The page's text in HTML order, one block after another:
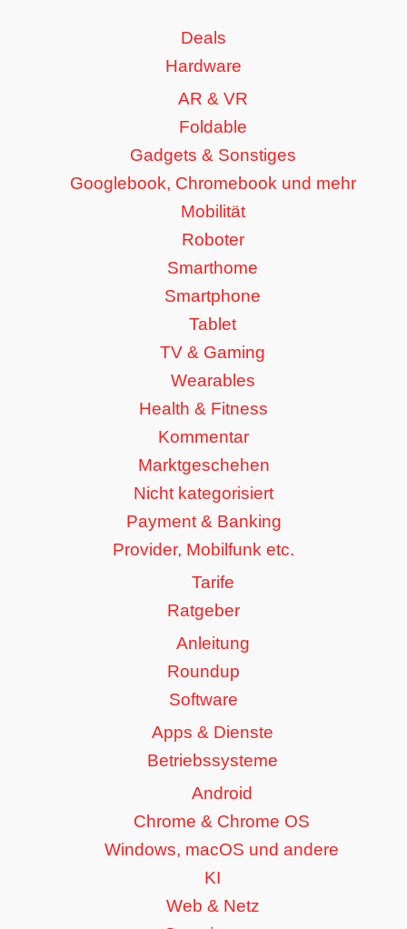
Deals
Hardware
AR & VR
Foldable
Gadgets & Sonstiges
Googlebook, Chromebook und mehr
Mobilität
Roboter
Smarthome
Smartphone
Tablet
TV & Gaming
Wearables
Health & Fitness
Kommentar
Marktgeschehen
Nicht kategorisiert
Payment & Banking
Provider, Mobilfunk etc.
Tarife
Ratgeber
Anleitung
Roundup
Software
Apps & Dienste
Betriebssysteme
Android
Chrome & Chrome OS
Windows, macOS und andere
KI
Web & Netz